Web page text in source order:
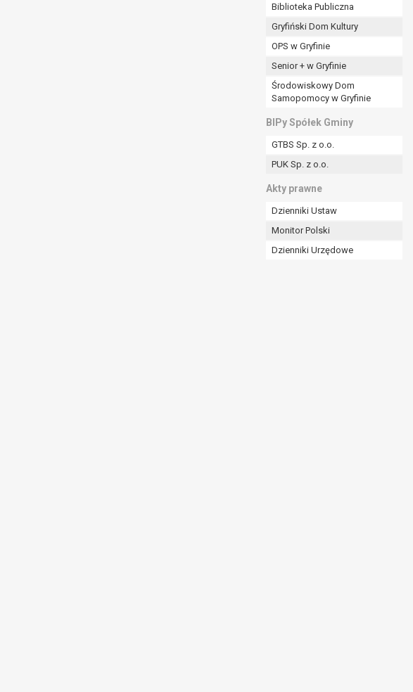
Biblioteka Publiczna
Gryfiński Dom Kultury
OPS w Gryfinie
Senior + w Gryfinie
Środowiskowy Dom
Samopomocy w Gryfinie
BIPy Spółek Gminy
GTBS Sp. z o.o.
PUK Sp. z o.o.
Akty prawne
Dzienniki Ustaw
Monitor Polski
Dzienniki Urzędowe
przez administratora lub przez stronę trzecią.
nie może już przetwarzać tych danych osobowych, chyba że wykaże
praw i wolności osoby, której dane dotyczą, lub podstaw do
danych osobowych (art. 6 ust. 1 lit a RODO), przysługuje Pani/Panu
którego dokonano na podstawie zgody przed jej cofnięciem.
Pani/Pana danych osobowych przez administratora.
albo jest wymogiem ustawowym lub umownym.